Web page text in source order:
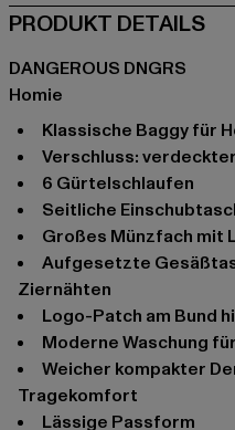
PRODUKT DETAILS
DANGEROUS DNGRS
Homie
klassische Baggy für
Verschluss:
6 Gürtelschlaufen
seitliche
großes Münzfach
aufgesetzte Gesäßtaschen mit dekorativen
Ziernähten
Logo-Patch am Bund
moderne Waschung
weicher kompakter Denim sorgt für angenehmen
Tragekomfort
lässige Passform